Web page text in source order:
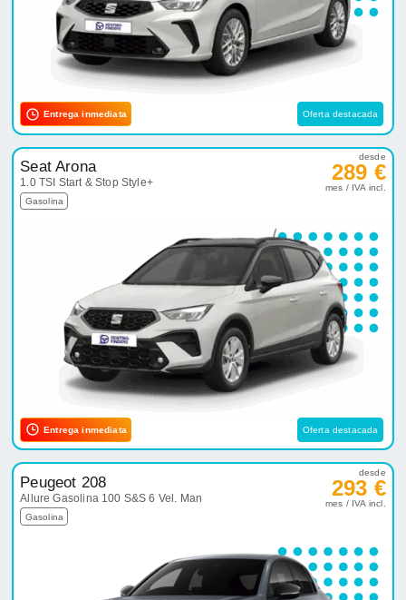
Entrega inmediata Oferta destacada
Seat Arona
1.0 TSI Start & Stop Style+
Gasolina
desde
289 €
mes / IVA incl.
Entrega inmediata Oferta destacada
Peugeot 208
Allure Gasolina 100 S&S 6 Vel. Man
Gasolina
desde
293 €
mes / IVA incl.